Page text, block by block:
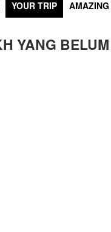
YOUR TRIP
YANG